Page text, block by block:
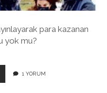
para kazanan
yok mu?
SEDEF
1 YORUM